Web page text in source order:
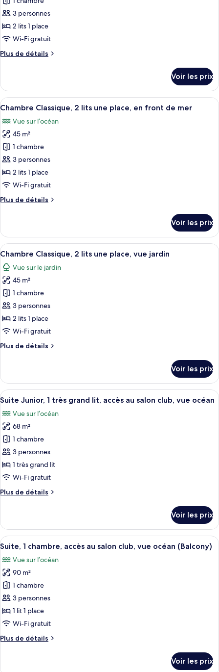
une
place,
océan
ce
type
de
chambre :
Classique,
une
place,
au
salon
club,
vue
océan
3 personnes
2 lits 1 place
Wi-Fi gratuit
Plus de détails
Plus
le
type
de
Chambre
Classique,
lits
une
place,
accès
au
club,
Voir les prix
Afficher
toutes
les
photos
pour
ce
type
de
chambre :
Chambre
lits
une
place,
en
front
de
mer
Une chambre d’hôtel avec un grand
4
Chambre Classique, 2 lits une place, en front de mer
Vue sur l’océan
45 m²
1 chambre
3 personnes
2 lits 1 place
Wi-Fi gratuit
Plus de détails
Plus
le
type
de
Chambre
Classique,
lits
une
place,
en
front
mer
Voir les prix
Afficher
toutes
les
photos
pour
ce
type
de
chambre :
Chambre
lits
une
place,
vue
jardin
Un complexe hôtelier doté d’une
1
Chambre Classique, 2 lits une place, vue jardin
Vue sur le jardin
45 m²
1 chambre
3 personnes
2 lits 1 place
Wi-Fi gratuit
Plus de détails
Plus
le
type
de
Chambre
Classique,
lits
une
place,
vue
jardin
Voir les prix
Afficher
toutes
les
photos
pour
ce
type
de
chambre :
Suite
très
grand
lit,
accès
au
salon
club,
vue
océan
Un balcon avec une table préparée
6
Suite Junior, 1 très grand lit, accès au salon club, vue océan
Vue sur l’océan
68 m²
1 chambre
3 personnes
1 très grand lit
Wi-Fi gratuit
Plus de détails
Plus
le
type
de
Suite
Junior,
très
grand
lit,
accès
au
club,
Voir les prix
Afficher
toutes
les
photos
pour
ce
type
de
chambre :
Suite,
Un balcon avec une table préparée
12
Suite, 1 chambre, accès au salon club, vue océan (Balcony)
Vue sur l’océan
90 m²
1 chambre
3 personnes
1 lit 1 place
Wi-Fi gratuit
Plus de détails
Plus
Voir les prix